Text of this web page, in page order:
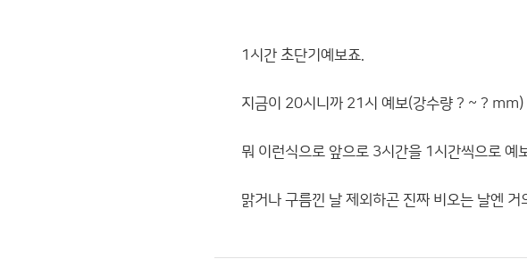
1시간 초단기예보죠.
지금이 20시니까 21시 예보(강수량 ? ~ ?
뭐 이런식으로 앞으로 3시간을 1시간씩으로 예
맑거나 구름낀 날 제외하곤 진짜 비오는 날엔